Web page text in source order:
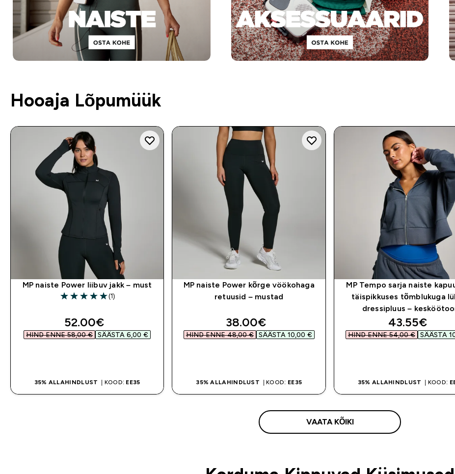
Hooaja Lõpumüük
MP naiste Power liibuv jakk – must
5 out of 5 stars
(1)
discounted price
52.00€‎
HIND ENNE 58,00 €‎ SÄÄSTA 6,00 €‎
35% ALLAHINDLUST | KOOD: EE35
MP naiste Power kõrge vöökohaga
retuusid – mustad
discounted price
38.00€‎
HIND ENNE 48,00 €‎ SÄÄSTA 10,00 €‎
35% ALLAHINDLUST | KOOD: EE35
MP Tempo sarja naiste
täispikkuses tõmblukuga
dressipluus –
discounted
43.55€‎
HIND ENNE 54,00 €‎ SÄÄSTA
35% ALLAHINDLUST | KOOD:
VAATA KÕIKI